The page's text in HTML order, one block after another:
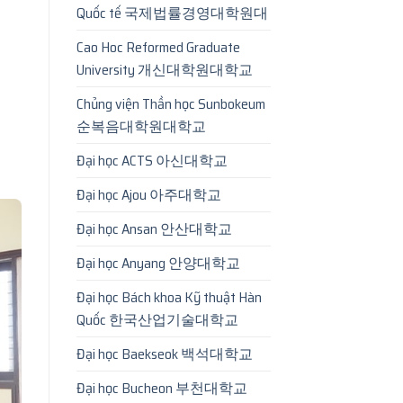
Quốc tế 국제법률경영대학원대
Cao Hoc Reformed Graduate
University 개신대학원대학교
Chủng viện Thần học Sunbokeum
순복음대학원대학교
Đại học ACTS 아신대학교
Đại học Ajou 아주대학교
Đại học Ansan 안산대학교
Đại học Anyang 안양대학교
Đại học Bách khoa Kỹ thuật Hàn
Quốc 한국산업기술대학교
Đại học Baekseok 백석대학교
Đại học Bucheon 부천대학교